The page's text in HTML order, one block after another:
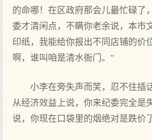
的命哪！在区政府那会儿最忙碌了
委才清闲点，不瞒你老余说，本市
印纸，我能给你报出不同店铺的价
啊，谁叫咱是清水衙门。"
小李在旁失声而笑，忍不住插
从经济效益上说，你来纪委完全是
说，你现在口袋里的烟绝对是跌价